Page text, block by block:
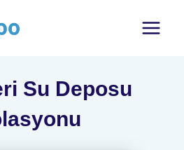
Su Deposu